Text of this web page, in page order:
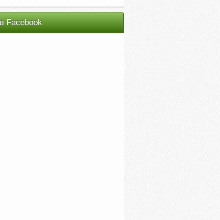
Facebook